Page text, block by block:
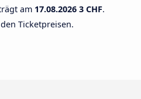
am 17.08.2026 3 CHF.
Ticketpreisen.